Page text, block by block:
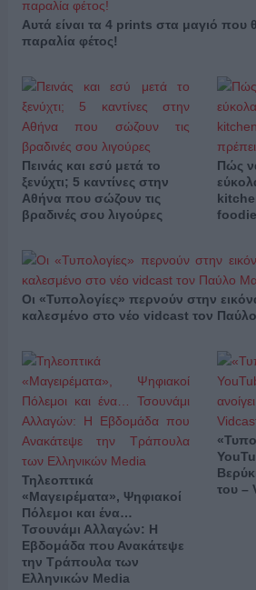
Αυτά είναι τα 4 prints στα μαγιό που
παραλία φέτος!
Πεινάς και εσύ μετά το
ξενύχτι; 5 καντίνες στην
Αθήνα που σώζουν τις
βραδινές σου λιγούρες
Πώς
foodie
Οι «Τυπολογίες» περνούν στην
καλεσμένο στο νέο vidcast τον
Τηλεοπτικά
«Μαγειρέματα», Ψηφιακοί
Πόλεμοι και ένα…
Τσουνάμι Αλλαγών: Η
Εβδομάδα που Ανακάτεψε
την Τράπουλα των
Ελληνικών Media
του –